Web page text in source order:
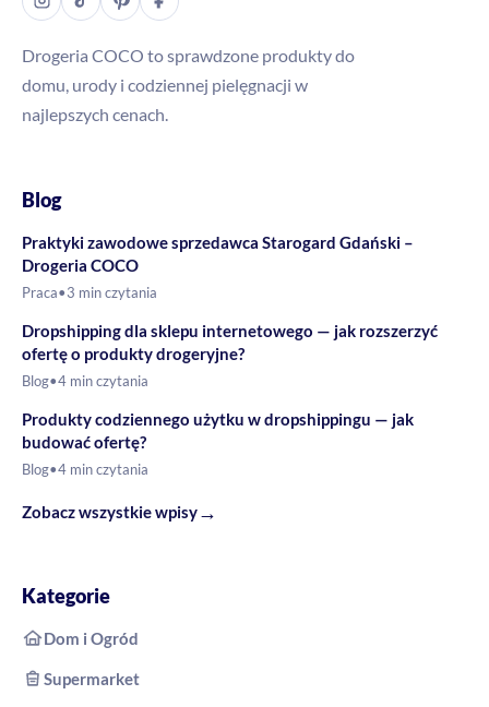
Drogeria COCO to sprawdzone produkty do
domu, urody i codziennej pielęgnacji w
najlepszych cenach.
Blog
Praktyki zawodowe sprzedawca Starogard Gdański –
Drogeria COCO
Praca•3 min czytania
Dropshipping dla sklepu internetowego — jak rozszerzyć
ofertę o produkty drogeryjne?
Blog•4 min czytania
Produkty codziennego użytku w dropshippingu — jak
budować ofertę?
Blog•4 min czytania
Zobacz wszystkie wpisy→
Kategorie
Dom i Ogród
Supermarket